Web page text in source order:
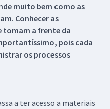
muito bem como as
Conhecer as
tomam a frente da
pois cada
os processos
a ter acesso a materiais